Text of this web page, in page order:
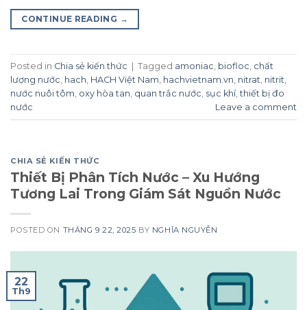
CONTINUE READING →
Posted in Chia sẻ kiến thức | Tagged amoniac biofloc chất
lượng nước hach HACH Việt Nam hachvietnam.vn nitrat nitrit
nước nuôi tôm oxy hòa tan quan trắc nước sục khí,thiết bị đo
nước
Leave a comment
CHIA SẺ KIẾN THỨC
Thiết Bị Phân Tích Nước – Xu Hướng
Tương Lai Trong Giám Sát Nguồn Nước
POSTED ON THÁNG 9 22, 2025 BY NGHĨA NGUYỄN
22
Th9